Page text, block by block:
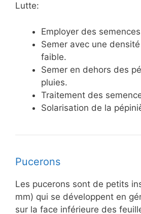
Lutte:
Employer des
Semer avec une
faible.
Semer en dehors des
pluies.
Traitement des
Solarisation de la
Pucerons
Les pucerons sont de petits
mm) qui se développent en
sur la face inférieure des